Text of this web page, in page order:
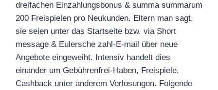
dreifachen Einzahlungsbonus & summa summarum
200 Freispielen pro Neukunden. Eltern man sagt,
sie seien unter das Startseite bzw. via Short
message & Eulersche zahl-E-mail über neue
Angebote eingeweiht. Intensiv handelt dies
einander um Gebührenfrei-Haben, Freispiele,
Cashback unter anderem Verlosungen. Folgende